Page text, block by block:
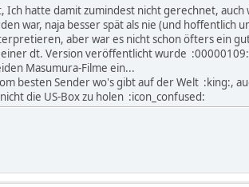
Ich hatte damit zumindest nicht gerechnet,
war, naja besser spät als nie (und hoffentlich
aber war es nicht schon öfters ein
dt. Version veröffentlicht wurde :00000109:
Masumura-Filme ein...
besten Sender wo's gibt auf der Welt :king:,
die US-Box zu holen :icon_confused: